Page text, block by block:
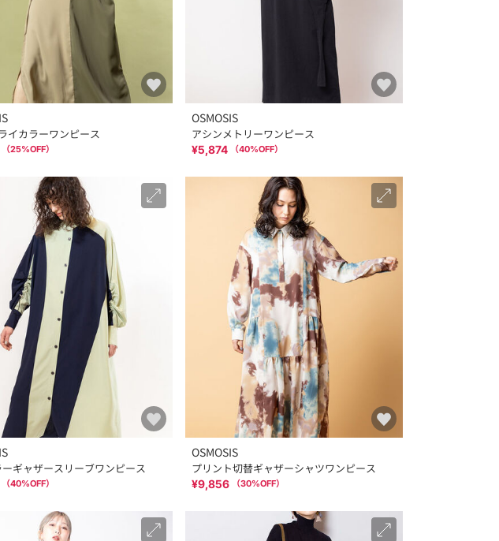
イカラーワンピース
（25%OFF）
OSMOSIS
アシンメトリーワンピース
¥5,874 （40%OFF）
ギャザースリーブワンピース
（40%OFF）
OSMOSIS
プリント切替ギャザーシャツワンピース
¥9,856 （30%OFF）